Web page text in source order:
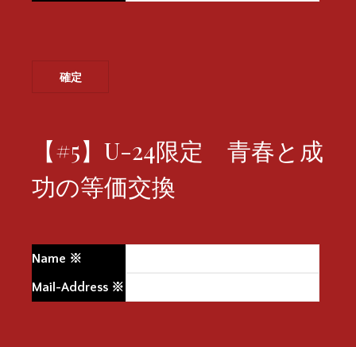
【#5】U-24限定 青春と成
功の等価交換
Name ※
Mail-Address ※